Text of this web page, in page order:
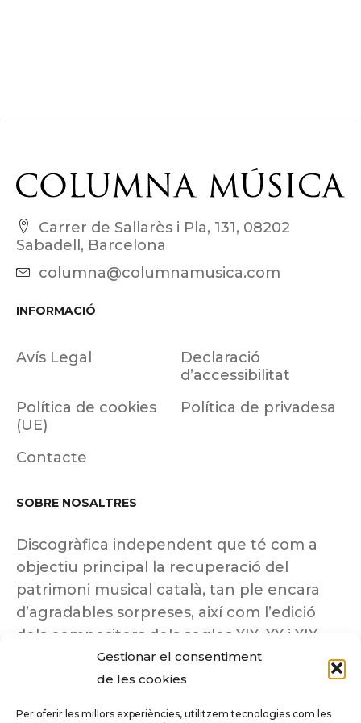
Gestionar el consentiment
de les cookies
Per oferir les millors experiències, utilitzem tecnologies com les
Carrer de Sallarès i Pla, 131, 08202
Sabadell, Barcelona
columna@columnamusica.com
INFORMACIÓ
Avís Legal
Declaració
d’accessibilitat
Política de cookies
(UE)
Política de privadesa
Contacte
SOBRE NOSALTRES
Discogràfica independent que té com a
objectiu principal la recuperació del
patrimoni musical català, tan ple encara
d’agradables sorpreses, així com l’edició
dels compositors dels segles XIX, XX i XIX
insuficientment coneguts.